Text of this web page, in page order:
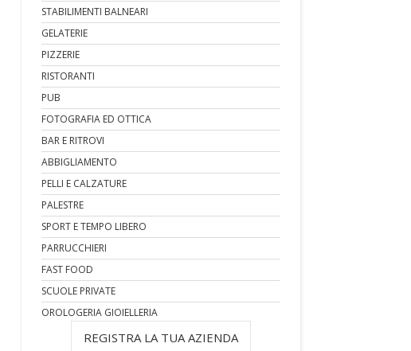
STABILIMENTI BALNEARI
GELATERIE
PIZZERIE
RISTORANTI
PUB
FOTOGRAFIA ED OTTICA
BAR E RITROVI
ABBIGLIAMENTO
PELLI E CALZATURE
PALESTRE
SPORT E TEMPO LIBERO
PARRUCCHIERI
FAST FOOD
SCUOLE PRIVATE
OROLOGERIA GIOIELLERIA
REGISTRA LA TUA AZIENDA